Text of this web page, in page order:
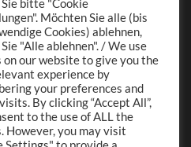
bitte "Cookie
Möchten Sie alle (bis
Cookies) ablehnen,
"Alle ablehnen". / We use
on our website to give you the
experience by
your preferences and
By clicking “Accept All”,
to the use of ALL the
However, you may visit